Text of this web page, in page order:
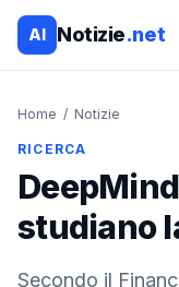
AI Notizie.net
Home / Notizie
RICERCA
studiano
Secondo il